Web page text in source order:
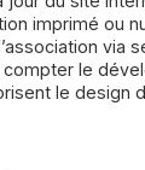
imprimé ou
via
compter le
le design